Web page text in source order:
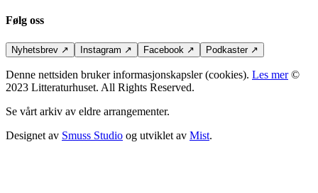
Følg oss
Nyhetsbrev ↗ Instagram ↗ Facebook ↗ Podkaster↗
Denne nettsiden bruker informasjonskapsler (cookies). Les mer©
2023 Litteraturhuset. All Rights Reserved.
Se vårt arkiv av eldre arrangementer.
Designet av Smuss Studio og utviklet av Mist.